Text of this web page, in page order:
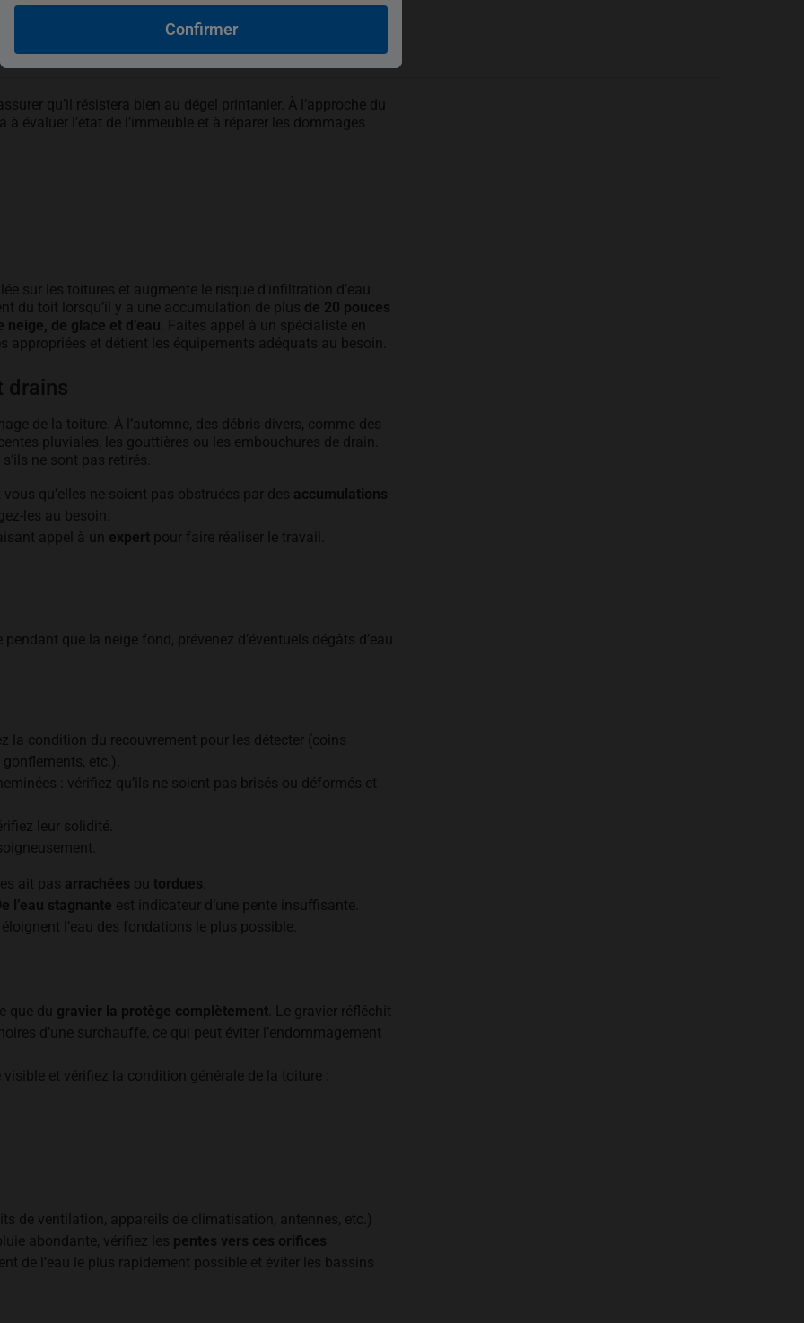
Confirmer
qu’il résistera bien au dégel printanier. À l’approche du
évaluer l’état de l’immeuble et à réparer les dommages
sur les toitures et augmente le risque d’infiltration d’eau
du toit lorsqu’il y a une accumulation de plus de 20 pouces
de glace et d’eau . Faites appel à un spécialiste en
et détient les équipements adéquats au besoin.
drains
de la toiture. À l’automne, des débris divers, comme des
pluviales, les gouttières ou les embouchures de drain.
ne sont pas retirés.
qu’elles ne soient pas obstruées par des accumulations
les au besoin.
appel à un expert pour faire réaliser le travail.
que la neige fond, prévenez d’éventuels dégâts d’eau
la condition du recouvrement pour les détecter (coins
etc.).
: vérifiez qu’ils ne soient pas brisés ou déformés et
leur solidité.
ait pas arrachées ou tordues
l’eau stagnante est indicateur d’une pente insuffisante.
l’eau des fondations le plus possible.
que du gravier la protège complètement . Le gravier réfléchit
d’une surchauffe, ce qui peut éviter l’endommagement
et vérifiez la condition générale de la toiture :
de ventilation, appareils de climatisation, antennes, etc.)
abondante, vérifiez les pentes vers ces orifices
de l’eau le plus rapidement possible et éviter les bassins